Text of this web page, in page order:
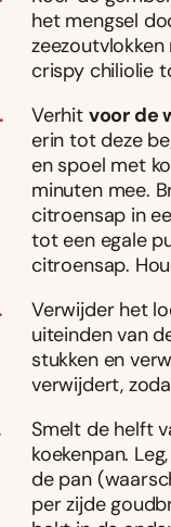
het mengsel
crispy chiliolie
Verhit voor de
erin tot deze
en spoel met
minuten mee.
citroensap in
tot een egale
citroensap.
Verwijder het
uiteinden van
stukken en
verwijdert,
Smelt de helft
koekenpan.
de pan
per zijde